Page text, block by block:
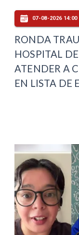
07-08-2026 14:00
RONDA
HOSPITAL
ATENDER A
EN LISTA DE